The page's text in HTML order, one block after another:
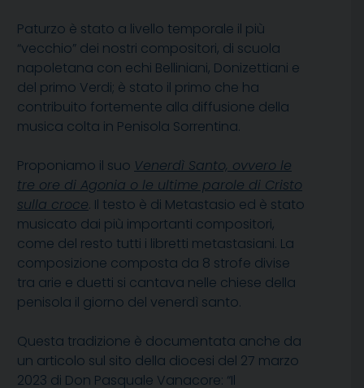
Paturzo è stato a livello temporale il più
“vecchio” dei nostri compositori, di scuola
napoletana con echi Belliniani, Donizettiani e
del primo Verdi; è stato il primo che ha
contribuito fortemente alla diffusione della
musica colta in Penisola Sorrentina.
Proponiamo il suo Venerdì Santo, ovvero le
tre ore di Agonia o le ultime parole di Cristo
sulla croce. Il testo è di Metastasio ed è stato
musicato dai più importanti compositori,
come del resto tutti i libretti metastasiani. La
composizione composta da 8 strofe divise
tra arie e duetti si cantava nelle chiese della
penisola il giorno del venerdì santo.
Questa tradizione è documentata anche da
un articolo sul sito della diocesi del 27 marzo
2023 di Don Pasquale Vanacore: “Il